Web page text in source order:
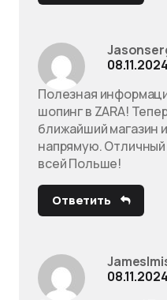
Полезная
шопинг в ZARA!
ближайший магазин
напрямую. Отличный
всей Польше!
Ответить